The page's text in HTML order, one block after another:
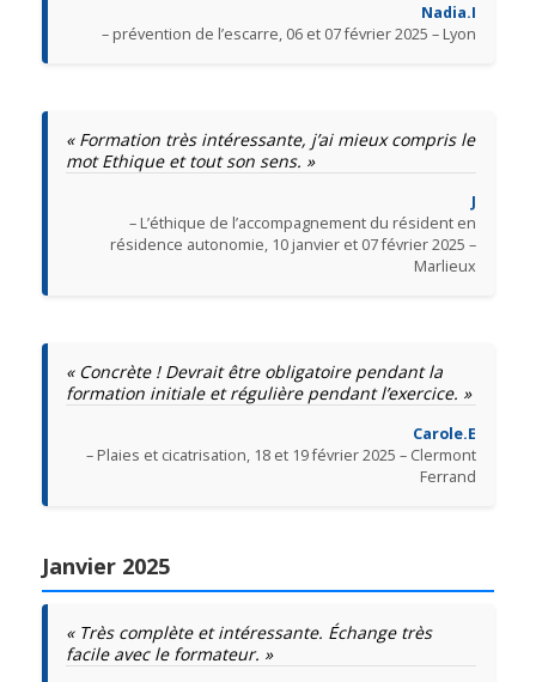
Nadia.I
– prévention de l’escarre, 06 et 07 février 2025 – Lyon
« Formation très intéressante, j’ai mieux compris le
mot Ethique et tout son sens. »
J
– L’éthique de l’accompagnement du résident en
résidence autonomie, 10 janvier et 07 février 2025 –
Marlieux
« Concrète ! Devrait être obligatoire pendant la
formation initiale et régulière pendant l’exercice. »
Carole.E
– Plaies et cicatrisation, 18 et 19 février 2025 – Clermont
Ferrand
Janvier 2025
« Très complète et intéressante. Échange très
facile avec le formateur. »